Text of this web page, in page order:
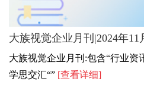
大族视觉企业月刊|2024年11
大族视觉企业月刊:包含“行业资
学思交汇“” [查看详细]